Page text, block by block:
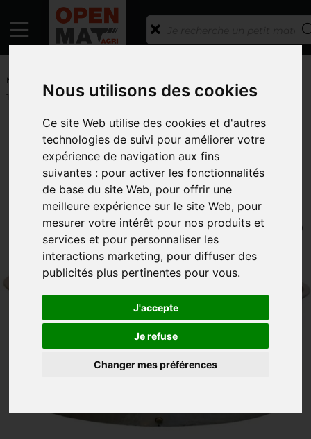
Nous utilisons des cookies
Ce site Web utilise des cookies et d'autres
technologies de suivi pour améliorer votre
expérience de navigation aux fins
suivantes : pour activer les fonctionnalités
de base du site Web, pour offrir une
meilleure expérience sur le site Web, pour
mesurer votre intérêt pour nos produits et
services et pour personnaliser les
interactions marketing, pour diffuser des
publicités plus pertinentes pour vous.
J'accepte
Je refuse
Changer mes préférences
MATERIELS
1350 L
RETOUR À LA LISTE
PASDELOU
BAC D'HERBAGE GALVANISÉ
BOVIN 1350 L
RÉFÉRENCE : COSNPG1010109